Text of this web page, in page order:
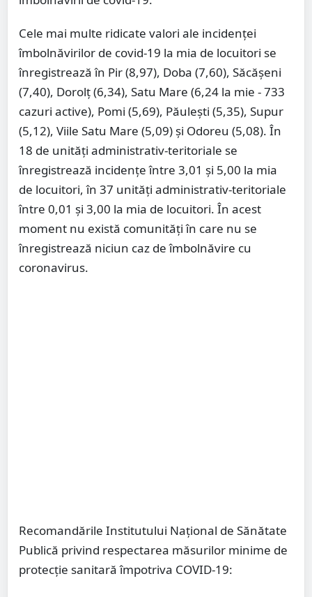
Cele mai multe ridicate valori ale incidenței
îmbolnăvirilor de covid-19 la mia de locuitori se
înregistrează în Pir (8,97), Doba (7,60), Săcășeni
(7,40), Dorolț (6,34), Satu Mare (6,24 la mie - 733
cazuri active), Pomi (5,69), Păulești (5,35), Supur
(5,12), Viile Satu Mare (5,09) și Odoreu (5,08). În
18 de unități administrativ-teritoriale se
înregistrează incidențe între 3,01 și 5,00 la mia
de locuitori, în 37 unități administrativ-teritoriale
între 0,01 și 3,00 la mia de locuitori. În acest
moment nu există comunități în care nu se
înregistrează niciun caz de îmbolnăvire cu
coronavirus.
Recomandările Institutului Național de Sănătate
Publică privind respectarea măsurilor minime de
protecție sanitară împotriva COVID-19: